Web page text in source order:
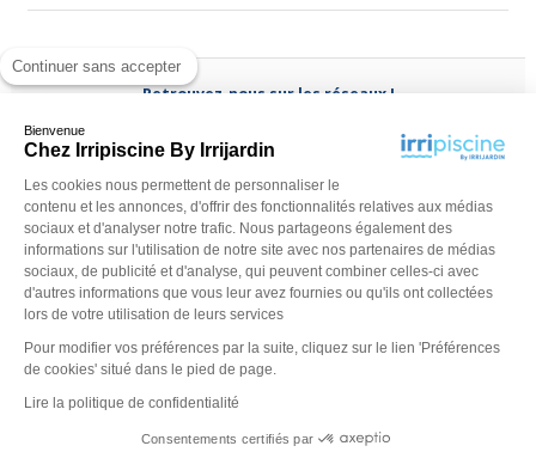
Continuer sans accepter
Bienvenue
Chez Irripiscine By Irrijardin
Les cookies nous permettent de personnaliser le
contenu et les annonces, d'offrir des fonctionnalités relatives aux médias
sociaux et d'analyser notre trafic. Nous partageons également des
informations sur l'utilisation de notre site avec nos partenaires de médias
sociaux, de publicité et d'analyse, qui peuvent combiner celles-ci avec
d'autres informations que vous leur avez fournies ou qu'ils ont collectées
lors de votre utilisation de leurs services
Pour modifier vos préférences par la suite, cliquez sur le lien 'Préférences
de cookies' situé dans le pied de page.
Lire la politique de confidentialité
Consentements certifiés par
Retrouvez-nous sur les réseaux !
Besoin d'aide ?
0970 818 918 (appel non surtaxé)
Du lundi au vendredi de9 h - 13 hà14 h - 18 h ou contactez-
nous vianotre formulaire